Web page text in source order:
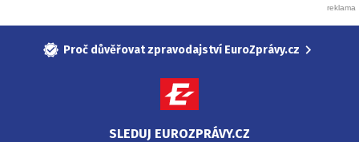
Proč důvěřovat zpravodajství EuroZprávy.cz
SLEDUJ EUROZPRÁVY.CZ